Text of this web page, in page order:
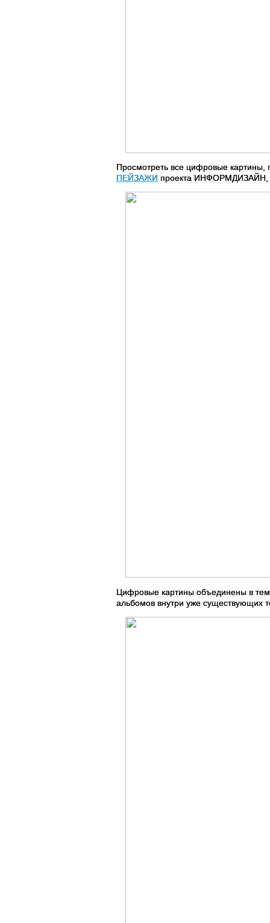
Просмотреть все цифровые
ПЕЙЗАЖИ проекта ИНФОРМДИЗАЙН,
Цифровые картины объединены в
альбомов внутри уже существующих